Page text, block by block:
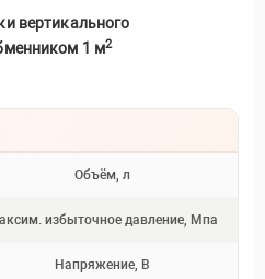
вертикального
1 м2
Объём, л
избыточное давление, Мпа
Напряжение, В